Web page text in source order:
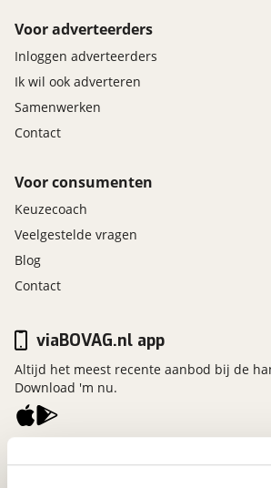
Voor adverteerders
Inloggen adverteerders
Ik wil ook adverteren
Samenwerken
Contact
Voor consumenten
Keuzecoach
Veelgestelde vragen
Blog
Contact
viaBOVAG.nl app
Altijd het meest recente aanbod bij de
Download 'm nu.